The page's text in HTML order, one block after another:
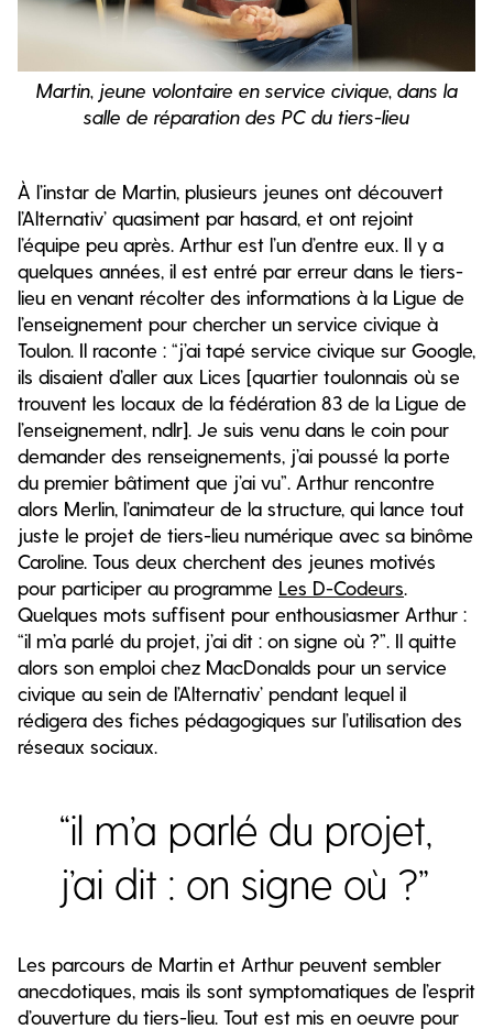
Martin, jeune volontaire en service civique, dans la
salle de réparation des PC du tiers-lieu
À l’instar de Martin, plusieurs jeunes ont découvert
l’Alternativ’ quasiment par hasard, et ont rejoint
l’équipe peu après. Arthur est l’un d’entre eux. Il y a
quelques années, il est entré par erreur dans le tiers-
lieu en venant récolter des informations à la Ligue de
l’enseignement pour chercher un service civique à
Toulon. Il raconte : “j’ai tapé service civique sur Google,
ils disaient d’aller aux Lices [quartier toulonnais où se
trouvent les locaux de la fédération 83 de la Ligue de
l’enseignement, ndlr]. Je suis venu dans le coin pour
demander des renseignements, j’ai poussé la porte
du premier bâtiment que j’ai vu”. Arthur rencontre
alors Merlin, l’animateur de la structure, qui lance tout
juste le projet de tiers-lieu numérique avec sa binôme
Caroline. Tous deux cherchent des jeunes motivés
pour participer au programme Les D-Codeurs
Quelques mots suffisent pour enthousiasmer Arthur :
“il m’a parlé du projet, j’ai dit : on signe où ?”. Il quitte
alors son emploi chez MacDonalds pour un service
civique au sein de l’Alternativ’ pendant lequel il
rédigera des fiches pédagogiques sur l’utilisation des
réseaux sociaux.
“il m’a parlé du projet,
j’ai dit : on signe où ?”
Les parcours de Martin et Arthur peuvent sembler
anecdotiques, mais ils sont symptomatiques de l’esprit
d’ouverture du tiers-lieu. Tout est mis en oeuvre pour